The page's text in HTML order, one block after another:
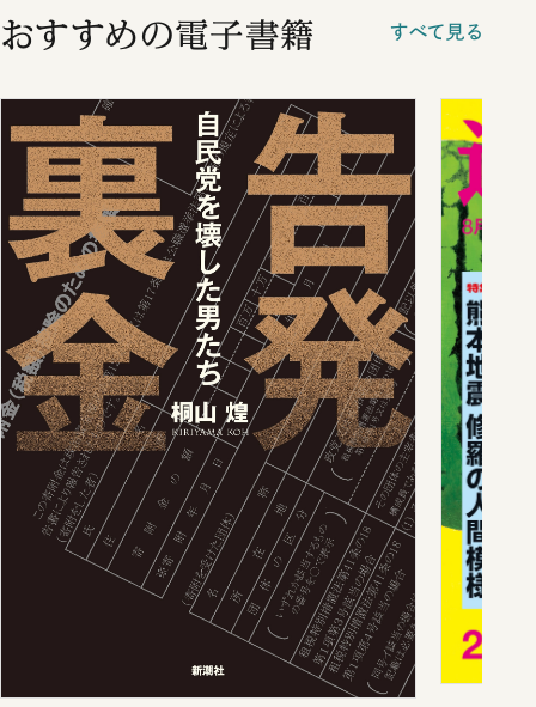
おすすめの電子書籍 すべて見る